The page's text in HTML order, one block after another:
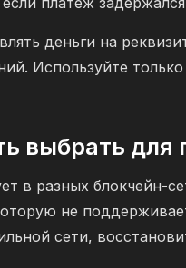
деньги на
Используйте
выбрать для
в разных блокчейн-
не
сети,